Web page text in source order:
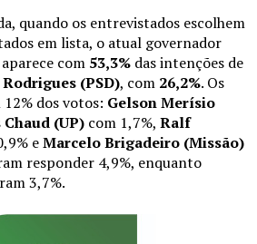
quando os entrevistados escolhem
em lista, o atual governador
aparece com 53,3% das intenções de
Rodrigues (PSD), com 26,2%. Os
dos votos: Gelson Merísio
Chaud (UP) com 1,7%, Ralf
eMarcelo Brigadeiro (Missão)
responder 4,9%, enquanto
3,7%.